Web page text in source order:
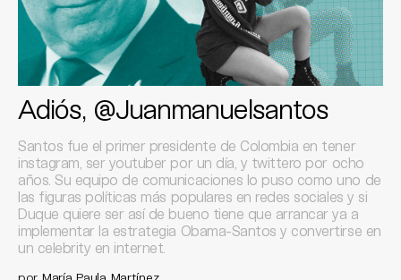
Adiós, @Juanmanuelsantos
Santos fue el primer presidente de Colombia en tener
instagram, ser youtuber por un día, y twittero por ocho
años. Su equipo de comunicaciones lo puso como uno de
las figuras políticas más populares en redes sociales y si
Duque quiere ser así de bueno tiene que arrancar ya a
implementar la estrategia Obama-Santos y convertirse en
un celebrity en internet.
por María Paula Martínez